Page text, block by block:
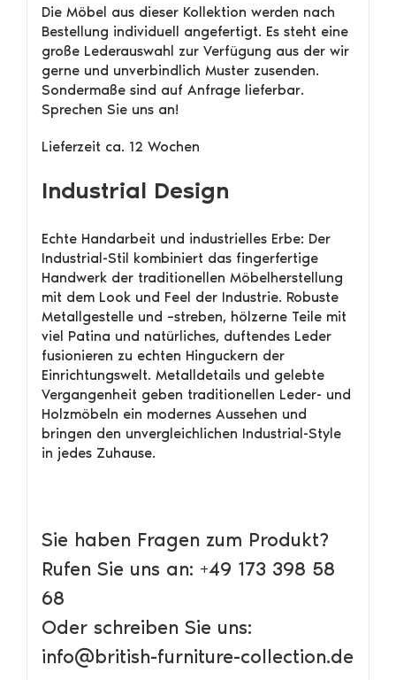
Die Möbel aus dieser Kollektion werden nach
Bestellung individuell angefertigt. Es steht eine
große Lederauswahl zur Verfügung aus der wir
gerne und unverbindlich Muster zusenden.
Sondermaße sind auf Anfrage lieferbar.
Sprechen Sie uns an!
Lieferzeit ca. 12 Wochen
Industrial Design
Echte Handarbeit und industrielles Erbe: Der
Industrial-Stil kombiniert das fingerfertige
Handwerk der traditionellen Möbelherstellung
mit dem Look und Feel der Industrie. Robuste
Metallgestelle und –streben, hölzerne Teile mit
viel Patina und natürliches, duftendes Leder
fusionieren zu echten Hinguckern der
Einrichtungswelt. Metalldetails und gelebte
Vergangenheit geben traditionellen Leder- und
Holzmöbeln ein modernes Aussehen und
bringen den unvergleichlichen Industrial-Style
in jedes Zuhause.
Sie haben Fragen zum Produkt?
Rufen Sie uns an: +49 173 398 58
68
Oder schreiben Sie uns:
info@british-furniture-collection.de